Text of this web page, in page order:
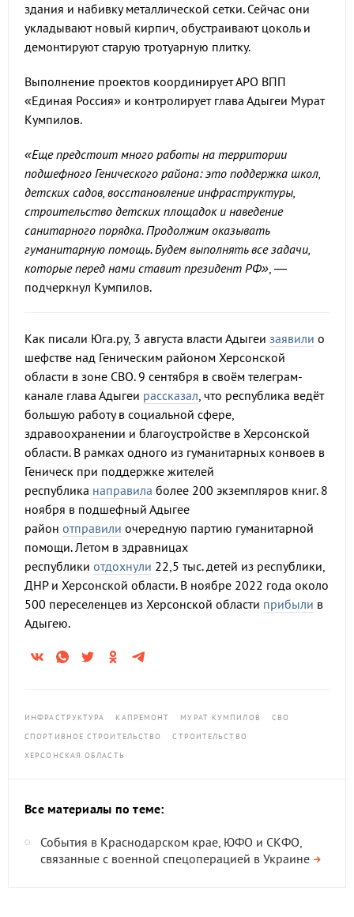
здания и набивку металлической сетки. Сейчас они
укладывают новый кирпич, обустраивают цоколь и
демонтируют старую тротуарную плитку.
Выполнение проектов координирует АРО ВПП
«Единая Россия» и контролирует глава Адыгеи Мурат
Кумпилов.
«Еще предстоит много работы на территории
подшефного Генического района: это поддержка школ,
детских садов, восстановление инфраструктуры,
строительство детских площадок и наведение
санитарного порядка. Продолжим оказывать
гуманитарную помощь. Будем выполнять все задачи,
которые перед нами ставит президент РФ», —
подчеркнул Кумпилов.
Как писали Юга.ру, 3 августа власти Адыгеи заявили о
шефстве над Геническим районом Херсонской
области в зоне СВО. 9 сентября в своём телеграм-
канале глава Адыгеи рассказал, что республика ведёт
большую работу в социальной сфере,
здравоохранении и благоустройстве в Херсонской
области. В рамках одного из гуманитарных конвоев в
Геническ при поддержке жителей
республика направила более 200 экземпляров книг. 8
ноября в подшефный Адыгее
район отправили очередную партию гуманитарной
помощи. Летом в здравницах
республики отдохнули 22,5 тыс. детей из республики,
ДНР и Херсонской области. В ноябре 2022 года около
500 переселенцев из Херсонской области прибыли в
Адыгею.
ИНФРАСТРУКТУРА КАПРЕМОНТ МУРАТ КУМПИЛОВ
СВО
СПОРТИВНОЕ СТРОИТЕЛЬСТВО
СТРОИТЕЛЬСТВО
ХЕРСОНСКАЯ ОБЛАСТЬ
Все материалы по теме:
События в Краснодарском крае, ЮФО и СКФО,
связанные с военной спецоперацией в Украине